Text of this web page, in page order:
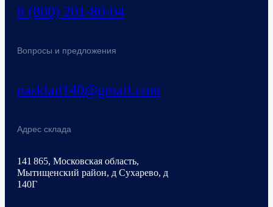
8 (800) 201-80-04
Вопросы и предложения
nasklad140@gmail.com
Адрес склада
141 865, Московская область,
Мытищенский район, д Сухарево, д
140Г